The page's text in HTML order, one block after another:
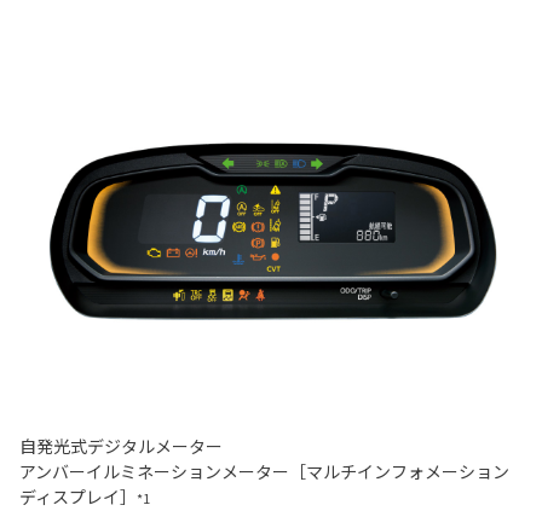
自発光式デジタルメーター
アンバーイルミネーションメーター［マルチインフォメーション
ディスプレイ］
*1